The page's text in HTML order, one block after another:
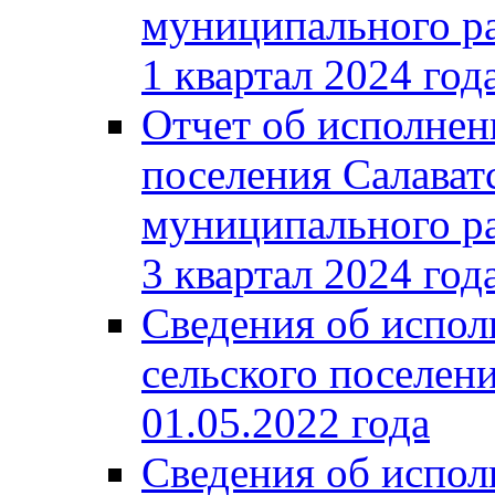
муниципального
1 квартал 2024
Отчет об
поселения
муниципального
3 квартал 2024
Сведения об
сельского
01.05.2022 года
Сведения об